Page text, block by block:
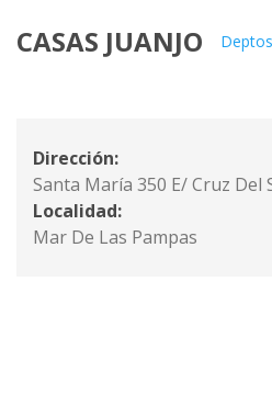
CASAS JUANJO
Dirección:
Santa María 350 E/ Cruz Del
Localidad:
Mar De Las Pampas